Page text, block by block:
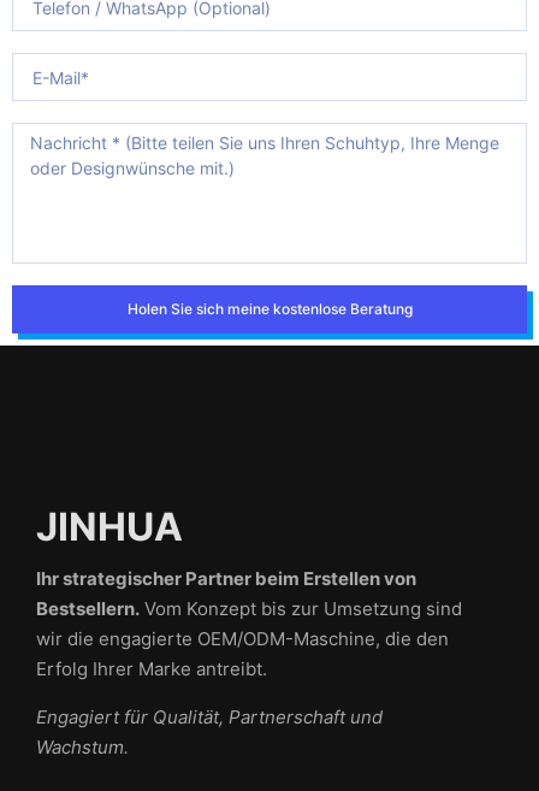
Holen Sie sich meine kostenlose Beratung
JINHUA
Ihr strategischer Partner beim Erstellen von
Bestsellern. Vom Konzept bis zur Umsetzung sind
wir die engagierte OEM/ODM-Maschine, die den
Erfolg Ihrer Marke antreibt.
Engagiert für Qualität, Partnerschaft und
Wachstum.